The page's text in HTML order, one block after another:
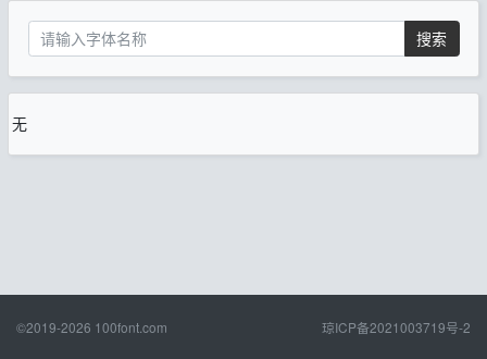
搜索
无
©2019-2026 100font.com 琼ICP备2021003719号-2